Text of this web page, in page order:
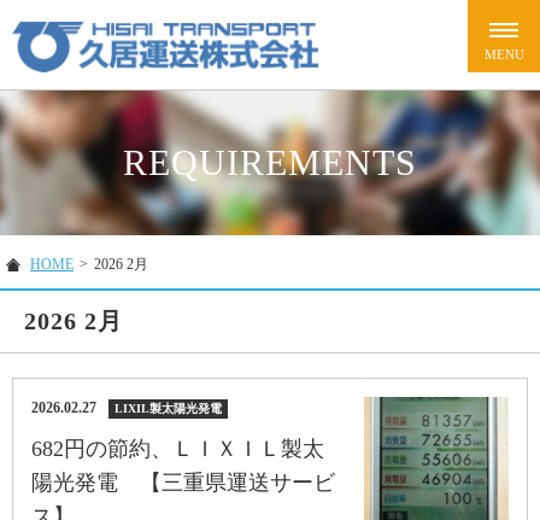
REQUIREMENTS
HOME > 2026 2月
2026 2月
2026.02.27 LIXIL製太陽光発電
682円の節約、ＬＩＸＩＬ製太
陽光発電 【三重県運送サービ